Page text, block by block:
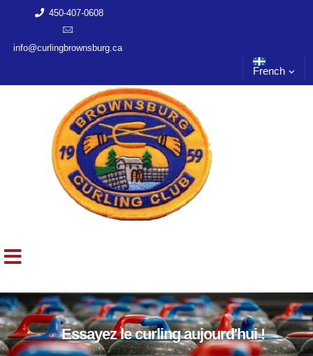
450-407-0608
info@curlingbrownsburg.ca
French
Essayez le curling aujourd'hui !